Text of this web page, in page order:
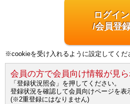
ログイン
/会員登
※cookieを受け入れるように設定してくだ
会員の方で会員向け情報が見
「登録状況照会」を押してください。
登録状況を確認して会員向けページを表
(※2重登録にはなりません)